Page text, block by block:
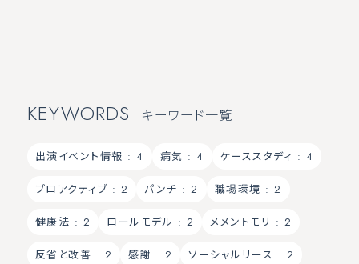
KEYWORDS キーワード一覧
出演イベント情報 : 4 病気 : 4 ケーススタディ : 4
プロアクティブ : 2 パンチ : 2 職場環境 : 2
健康法 : 2 ロールモデル : 2 メメントモリ : 2
反省と改善 : 2 感謝 : 2 ソーシャルリース : 2